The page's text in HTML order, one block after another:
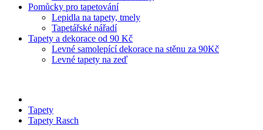
Pomůcky pro tapetování
Lepidla na tapety, tmely
Tapetářské nářadí
Tapety a dekorace od 90 Kč
Levné samolepící dekorace na stěnu za 90Kč
Levné tapety na zeď
Tapety
Tapety Rasch